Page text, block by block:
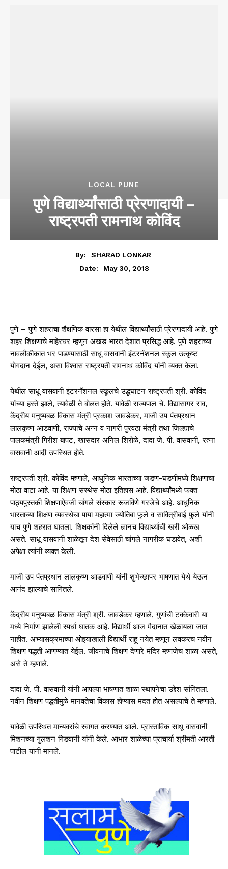
LOCAL PUNE
पुणे विद्यार्थ्यांसाठी प्रेरणादायी –
राष्ट्रपती रामनाथ कोविंद
By:
SHARAD LONKAR
Date:
May 30, 2018
पुणे – पुणे शहराचा शैक्षणिक वारसा हा येथील विद्यार्थ्यांसाठी प्रेरणादायी आहे. पुणे
शहर शिक्षणाचे माहेरघर म्हणून अखंड भारत देशात प्रसिद्ध आहे. पुणे शहराच्या
नावलौकीकात भर पाडण्यासाठी साधू वासवानी इंटरनॅशनल स्कूल उत्कृष्ट
योगदान देईल, असा विश्वास राष्ट्रपती रामनाथ कोविंद यांनी व्यक्त केला.
येथील साधू वासवानी इंटरनॅशनल स्कूलचे उद्धघाटन राष्ट्रपती श्री. कोविंद
यांच्या हस्ते झाले, त्यावेळी ते बोलत होते. यावेळी राज्यपाल चे. विद्यासागर राव,
केंद्रीय मनुष्यबळ विकास मंत्री प्रकाश जावडेकर, माजी उप पंतप्रधान
लालकृष्ण आडवाणी, राज्याचे अन्न व नागरी पुरवठा मंत्री तथा जिल्ह्याचे
पालकमंत्री गिरीश बापट, खासदार अनिल शिरोळे, दादा जे. पी. वासवानी, रत्ना
वासवानी आदी उपस्थित होते.
राष्ट्रपती श्री. कोविंद म्हणाले, आधुनिक भारताच्या जडण-घडणीमध्ये शिक्षणाचा
मोठा वाटा आहे. या शिक्षण संस्थेस मोठा इतिहास आहे. विद्यार्थ्यांमध्ये फक्त
पाठ्यपुस्तकी शिक्षणाऐवजी चांगले संस्कार रूजविणे गरजेचे आहे. आधुनिक
भारताच्या शिक्षण व्यवस्थेचा पाया महात्मा ज्योतिबा फुले व सावित्रीबाई फुले यांनी
याच पुणे शहरात घातला. शिक्षकांनी दिलेले ज्ञानच विद्यार्थ्याची खरी ओळख
असते. साधू वासवानी शाळेतून देश सेवेसाठी चांगले नागरीक घडावेत, अशी
अपेक्षा त्यांनी व्यक्त केली.
माजी उप पंतप्रधान लालकृष्ण आडवाणी यांनी शुभेच्छापर भाषणात येथे येऊन
आनंद झाल्याचे सांगितले.
केंद्रीय मनुष्यबळ विकास मंत्री श्री. जावडेकर म्हणाले, गुणांची टक्केवारी या
मध्ये निर्माण झालेली स्पर्धा घातक आहे. विद्यार्थी आज मैदानात खेळायला जात
नाहीत. अभ्यासक्रमाच्या ओझ्याखाली विद्यार्थी राहू नयेत म्हणून लवकरच नवीन
शिक्षण पद्धती आणण्यात येईल. जीवनाचे शिक्षण देणारे मंदिर म्हणजेच शाळा असते,
असे ते म्हणाले.
दादा जे. पी. वासवानी यांनी आपल्या भाषणात शाळा स्थापनेचा उद्देश सांगितला.
नवीन शिक्षण पद्धतीमुळे मानवतेचा विकास होण्यास मदत होत असल्याचे ते म्हणाले.
यावेळी उपस्थित मान्यवरांचे स्वागत करण्यात आले. प्रास्ताविक साधू वासवानी
मिशनच्या गुलशन गिडवानी यांनी केले. आभार शाळेच्या प्राचार्या श्रीमती आरती
पाटील यांनी मानले.